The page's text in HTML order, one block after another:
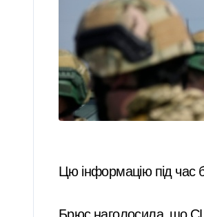
Цю інформацію під